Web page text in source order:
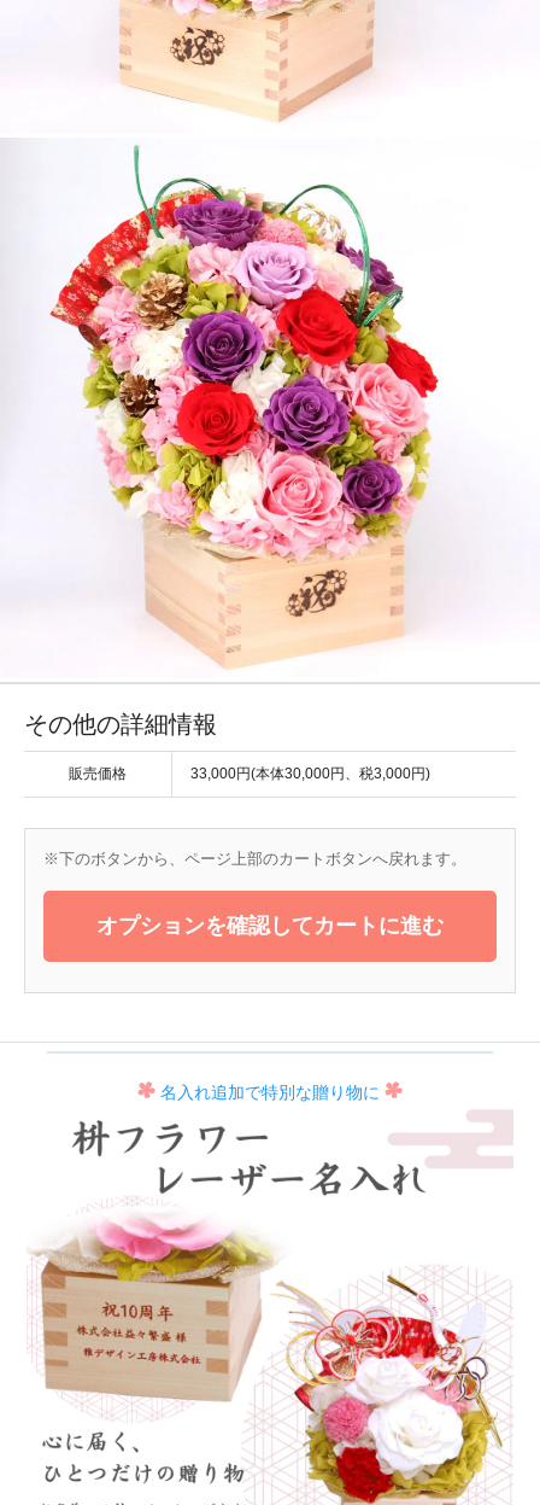
その他の詳細情報
販売価格 33,000円(本体30,000円、税3,000円)
※下のボタンから、ページ上部のカートボタンへ戻れます。
オプションを確認してカートに進む
名入れ追加で特別な贈り物に